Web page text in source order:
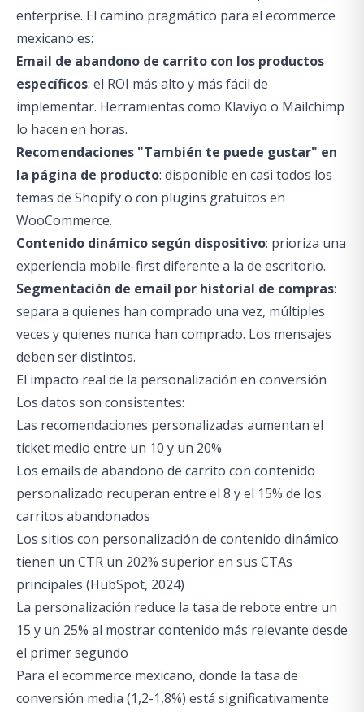
enterprise. El camino pragmático para el ecommerce
mexicano es:
Email de abandono de carrito con los productos
específicos: el ROI más alto y más fácil de
implementar. Herramientas como Klaviyo o Mailchimp
lo hacen en horas.
Recomendaciones "También te puede gustar" en
la página de producto: disponible en casi todos los
temas de Shopify o con plugins gratuitos en
WooCommerce.
Contenido dinámico según dispositivo: prioriza una
experiencia mobile-first diferente a la de escritorio.
Segmentación de email por historial de compras:
separa a quienes han comprado una vez, múltiples
veces y quienes nunca han comprado. Los mensajes
deben ser distintos.
El impacto real de la personalización en conversión
Los datos son consistentes:
Las recomendaciones personalizadas aumentan el
ticket medio entre un 10 y un 20%
Los emails de abandono de carrito con contenido
personalizado recuperan entre el 8 y el 15% de los
carritos abandonados
Los sitios con personalización de contenido dinámico
tienen un CTR un 202% superior en sus CTAs
principales (HubSpot, 2024)
La personalización reduce la tasa de rebote entre un
15 y un 25% al mostrar contenido más relevante desde
el primer segundo
Para el ecommerce mexicano, donde la tasa de
conversión media (1,2-1,8%) está significativamente